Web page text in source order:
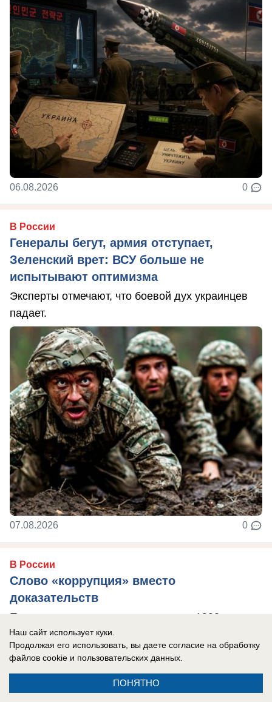
06.08.2026 0
В России
Генералы бегут, армия отступает,
Зеленский врет: ВСУ больше не
испытывают оптимизма
Эксперты отмечают, что боевой дух украинцев
падает.
07.08.2026 0
В России
Слово «коррупция» вместо
доказательств
Предприниматели, которые в конце 1990-х —
начале 2000-х годов построили инфраструктуру
ВДЦ «Смена», оцененную государством в ...
Наш сайт использует куки.
Продолжая его использовать, вы даете согласие на обработку
файлов cookie и пользовательских данных.
ПОНЯТНО